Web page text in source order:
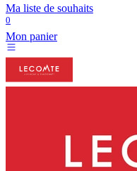
Ma liste de souhaits
0
Mon panier